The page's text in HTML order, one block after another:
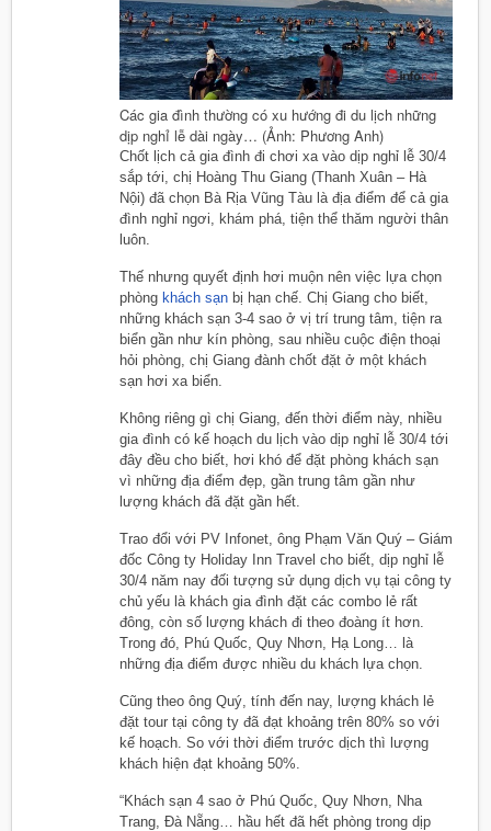
Các gia đình thường có xu hướng đi du lịch những
dịp nghỉ lễ dài ngày… (Ảnh: Phương Anh)
Chốt lịch cả gia đình đi chơi xa vào dịp nghỉ lễ 30/4
sắp tới, chị Hoàng Thu Giang (Thanh Xuân – Hà
Nội) đã chọn Bà Rịa Vũng Tàu là địa điểm để cả gia
đình nghỉ ngơi, khám phá, tiện thể thăm người thân
luôn.
Thế nhưng quyết định hơi muộn nên việc lựa chọn
phòng khách sạn bị hạn chế. Chị Giang cho biết,
những khách sạn 3-4 sao ở vị trí trung tâm, tiện ra
biển gần như kín phòng, sau nhiều cuộc điện thoại
hỏi phòng, chị Giang đành chốt đặt ở một khách
sạn hơi xa biển.
Không riêng gì chị Giang, đến thời điểm này, nhiều
gia đình có kế hoạch du lịch vào dịp nghỉ lễ 30/4 tới
đây đều cho biết, hơi khó để đặt phòng khách sạn
vì những địa điểm đẹp, gần trung tâm gần như
lượng khách đã đặt gần hết.
Trao đổi với PV Infonet , ông Phạm Văn Quý – Giám
đốc Công ty Holiday Inn Travel cho biết, dịp nghỉ lễ
30/4 năm nay đối tượng sử dụng dịch vụ tại công ty
chủ yếu là khách gia đình đặt các combo lẻ rất
đông, còn số lượng khách đi theo đoàng ít hơn.
Trong đó, Phú Quốc, Quy Nhơn, Hạ Long… là
những địa điểm được nhiều du khách lựa chọn.
Cũng theo ông Quý, tính đến nay, lượng khách lẻ
đặt tour tại công ty đã đạt khoảng trên 80% so với
kế hoạch. So với thời điểm trước dịch thì lượng
khách hiện đạt khoảng 50%.
“Khách sạn 4 sao ở Phú Quốc, Quy Nhơn, Nha
Trang, Đà Nẵng… hầu hết đã hết phòng trong dịp